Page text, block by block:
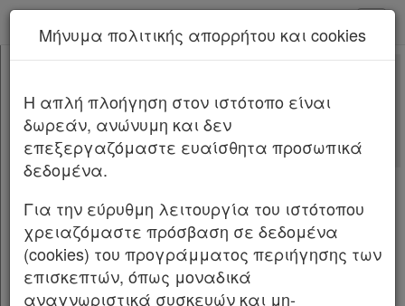
Κεφαλίδα
Σώμα [-]
ΜΕΡΟΣ Α’ [-]
ΚΕΦΑΛΑΙΟ Α’
Άρθρο 2
Άρθρο 3
ΚΕΦΑΛΑΙΟ Β’ [-]
Άρθρο 4
Νέα υπηρεσία Kodiko Assistant.Περισσότερα
Νόμος 5103/2024
Αλλαγές που επέφερε
NOMOΣ ΥΠ’ ΑΡΙΘΜ. 5103 ΦΕΚ Α 57/19.4.2024
Μέτρα για τη διαφύλαξη και την ανάδειξη
της άυλης πολιτιστικής κληρονομιάς, την
προστασία και ενίσχυση του ελληνόφωνου
τραγουδιού και των ηχογραφημάτων νέων
Μήνυμα πολιτικής απορρήτου και cookies
H απλή πλοήγηση στον ιστότοπο είναι
δωρεάν, ανώνυμη και δεν
επεξεργαζόμαστε ευαίσθητα προσωπικά
δεδομένα.
Για την εύρυθμη λειτουργία του ιστότοπου
χρειαζόμαστε πρόσβαση σε δεδομένα
(cookies) του προγράμματος περιήγησης των
επισκεπτών, όπως μοναδικά
αναγνωριστικά συσκευών και μη-